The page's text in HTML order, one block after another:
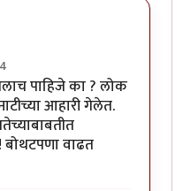
पण ह्या कथेतbyअमरेंद्र
पाहिजे का ? लोक
आहारी गेलेत.
वाढत